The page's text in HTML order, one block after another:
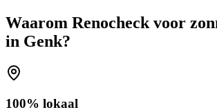
Waarom Renocheck voor
in Genk?
100% lokaal